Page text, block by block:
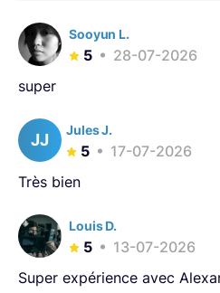
Sooyun L.
5
28-07-2026
super
JJ
Jules J.
5
17-07-2026
Très bien
Louis D.
5
13-07-2026
Super expérience avec